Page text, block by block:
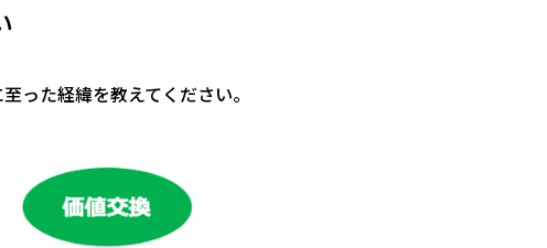
た経緯を教えてください。